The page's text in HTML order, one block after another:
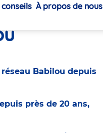
À propos de nous
Babilou depuis
près de 20 ans,